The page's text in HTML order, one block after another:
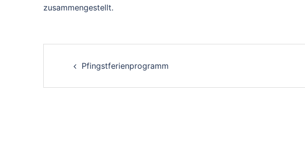
zusammengestellt.
navigation
Pfingstferienprogramm